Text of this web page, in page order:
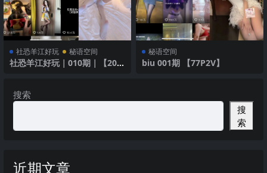
社恐羊江好玩 秘语空间
社恐羊江好玩｜010期｜【20
秘语空间
biu 001期 【77P2V】
搜索
搜
索
近期文章